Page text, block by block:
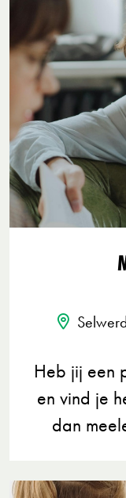
Heb jij een
en vind je
dan